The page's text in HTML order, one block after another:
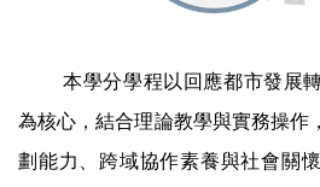
本學分學程以回應都市發展
為核心，結合理論教學與實務操作
劃能力、跨域協作素養與社會關